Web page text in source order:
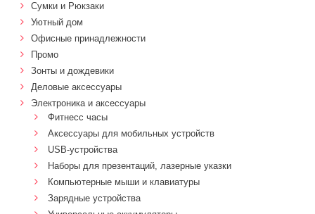
Сумки и Рюкзаки
Уютный дом
Офисные принадлежности
Промо
Зонты и дождевики
Деловые аксессуары
Электроника и аксессуары
Фитнесс часы
Аксессуары для мобильных устройств
USB-устройства
Наборы для презентаций, лазерные указки
Компьютерные мыши и клавиатуры
Зарядные устройства